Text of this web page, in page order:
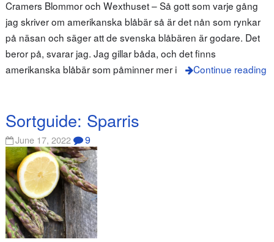
Cramers Blommor och Wexthuset – Så gott som varje gång
jag skriver om amerikanska blåbär så är det nån som rynkar
på näsan och säger att de svenska blåbären är godare. Det
beror på, svarar jag. Jag gillar båda, och det finns
amerikanska blåbär som påminner mer i
Continue reading
Sortguide: Sparris
June 17, 2022 9